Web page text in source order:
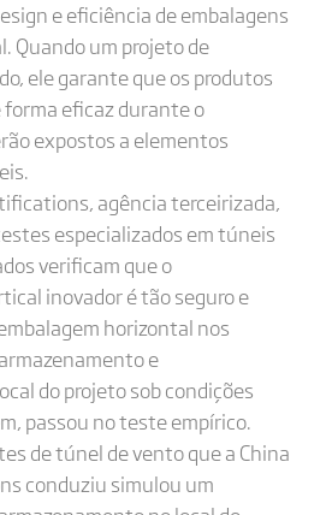
e eficiência de embalagens
Quando um projeto de
ele garante que os produtos
eficaz durante o
expostos a elementos
agência terceirizada,
especializados em túneis
verificam que o
inovador é tão seguro e
horizontal nos
e
do projeto sob condições
passou no teste empírico.
de túnel de vento que a China
conduziu simulou um